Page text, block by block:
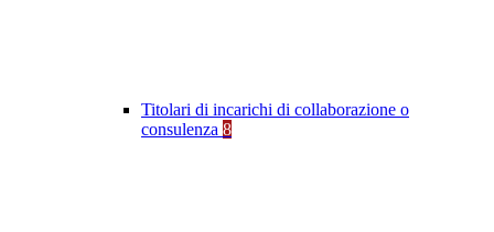
Titolari di incarichi di collaborazione o
consulenza 8